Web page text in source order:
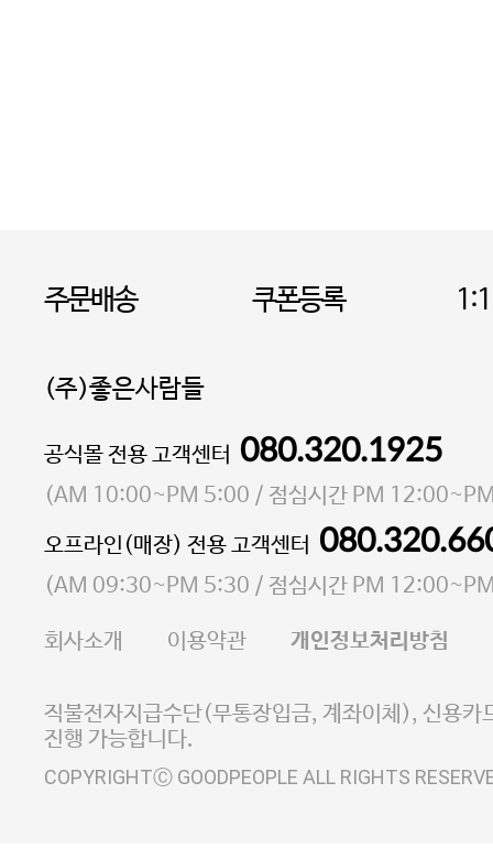
주문배송 쿠폰등록
(주)좋은사람들
대표 이성현,박영환| 개인정보관리책임자 김상현
소재지 서울특별시 마포구 마포대로4다길 41 마포
통신판매업 신고번호 2023-서울마포-3931호
사업자등록번호 105-81-58242
E-MAIL goodpeople@gpin.co.kr
사업자정보확인
이니시스 에스크로 서비
공식몰 전용 고객센터 080.320.1925
(AM 10:00~PM 5:00 / 점심시간 PM
오프라인(매장) 전용 고객센터
(AM 09:30~PM 5:30 / 점심시간 PM
회사소개 이용약관 개인정보처리방침
직불전자지급수단(무통장입금, 계좌이체), 신용카
진행 가능합니다.
COPYRIGHTⒸ GOODPEOPLE ALL RIGHTS